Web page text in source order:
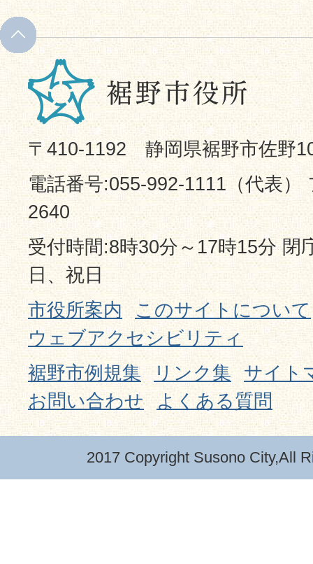
〒410-1192 静岡県裾野市佐野
電話番号:055-992-1111（代表）
2640
受付時間:8時30分～17時15分 閉
日、祝日
市役所案内
このサイトについて
ウェブアクセシビリティ
裾野市例規集
リンク集
サイト
お問い合わせ
よくある質問
2017 Copyright Susono City,All